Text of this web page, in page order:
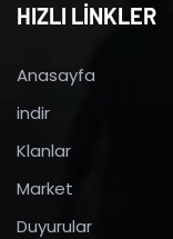
HIZLI LİNKLER
Anasayfa
indir
Klanlar
Market
Duyurular